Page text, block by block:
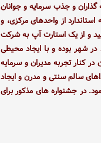
گذاران و جذب سرمايه و جوانان
از واحدهای مرکزی، و
و از يک استارت آپ به شرکت
در شهر بوده و با ایجاد محيطی
کنار تجربه مديران و سرمايه
سالم سنتی و مدرن و ایجاد
در جشنواره های مذکور برای